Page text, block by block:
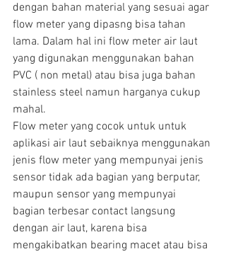
dengan bahan material yang sesuai agar
flow meter yang dipasng bisa tahan
lama. Dalam hal ini flow meter air laut
yang digunakan menggunakan bahan
PVC ( non metal) atau bisa juga bahan
stainless steel namun harganya cukup
mahal.
Flow meter yang cocok untuk untuk
aplikasi air laut sebaiknya menggunakan
jenis flow meter yang mempunyai jenis
sensor tidak ada bagian yang berputar,
maupun sensor yang mempunyai
bagian terbesar contact langsung
dengan air laut, karena bisa
mengakibatkan bearing macet atau bisa